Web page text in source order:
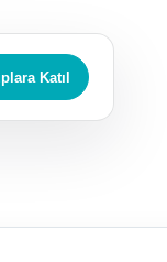
Katıl